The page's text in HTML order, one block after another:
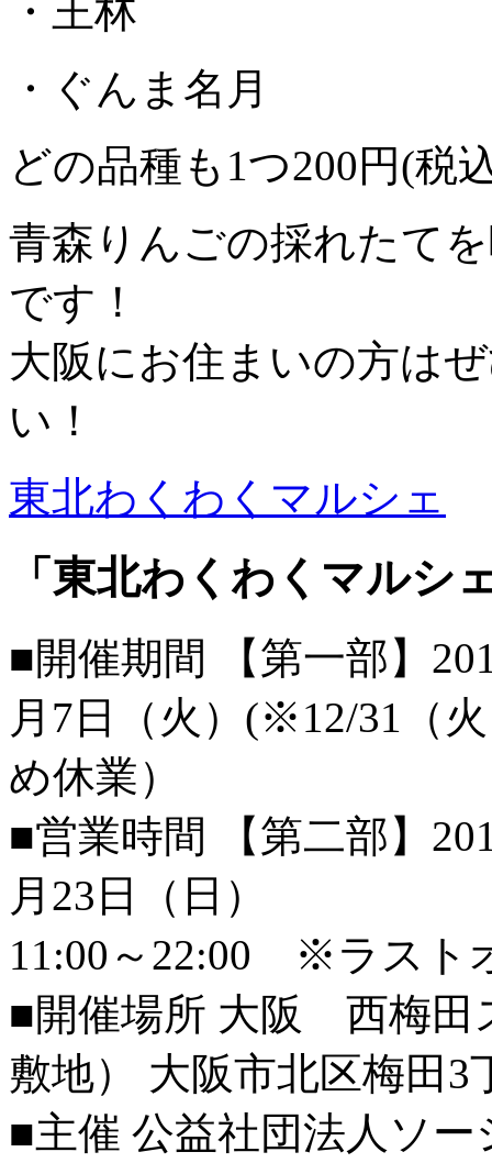
・王林
・ぐんま名月
どの品種も1つ200円(税
青森りんごの採れたて
です！
大阪にお住まいの方は
い！
東北わくわくマルシェ
「東北わくわくマルシ
■開催期間 【第一部】
月7日（火）(※12/31（
め休業）
■営業時間 【第二部】
月23日（日）
11:00～22:00 ※ラスト
■開催場所 大阪 西梅田
敷地） 大阪市北区梅田3
■主催 公益社団法人ソ